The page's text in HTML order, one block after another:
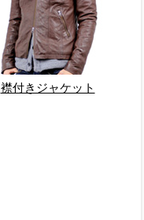
襟付きジャケット